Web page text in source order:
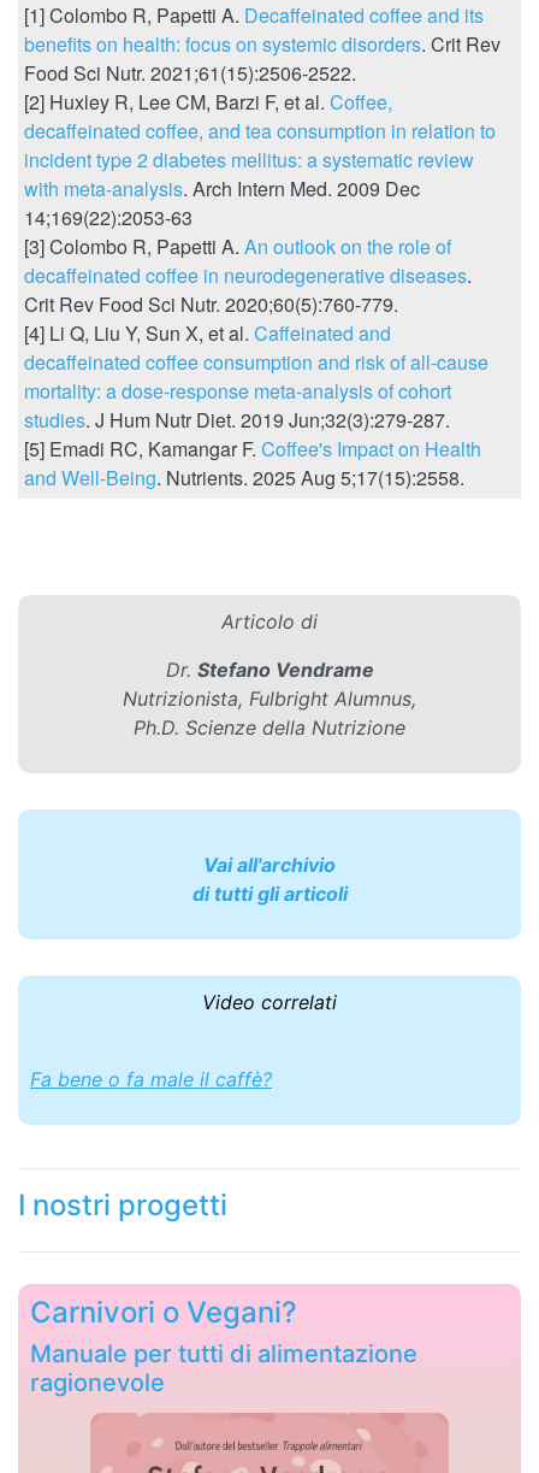
[1] Colombo R, Papetti A. Decaffeinated coffee and its
benefits on health: focus on systemic disorders. Crit Rev
Food Sci Nutr. 2021;61(15):2506-2522.
[2] Huxley R, Lee CM, Barzi F, et al. Coffee,
decaffeinated coffee, and tea consumption in relation to
incident type 2 diabetes mellitus: a systematic review
with meta-analysis. Arch Intern Med. 2009 Dec
14;169(22):2053-63
[3] Colombo R, Papetti A. An outlook on the role of
decaffeinated coffee in neurodegenerative diseases.
Crit Rev Food Sci Nutr. 2020;60(5):760-779.
[4] Li Q, Liu Y, Sun X, et al. Caffeinated and
decaffeinated coffee consumption and risk of all-cause
mortality: a dose-response meta-analysis of cohort
studies. J Hum Nutr Diet. 2019 Jun;32(3):279-287.
[5] Emadi RC, Kamangar F. Coffee's Impact on Health
and Well-Being. Nutrients. 2025 Aug 5;17(15):2558.
Articolo di
Dr. Stefano Vendrame
Nutrizionista, Fulbright Alumnus,
Ph.D. Scienze della Nutrizione
Vai all'archivio
di tutti gli articoli
Video correlati
Fa bene o fa male il caffè?
I nostri progetti
Carnivori o Vegani?
Manuale per tutti di alimentazione
ragionevole